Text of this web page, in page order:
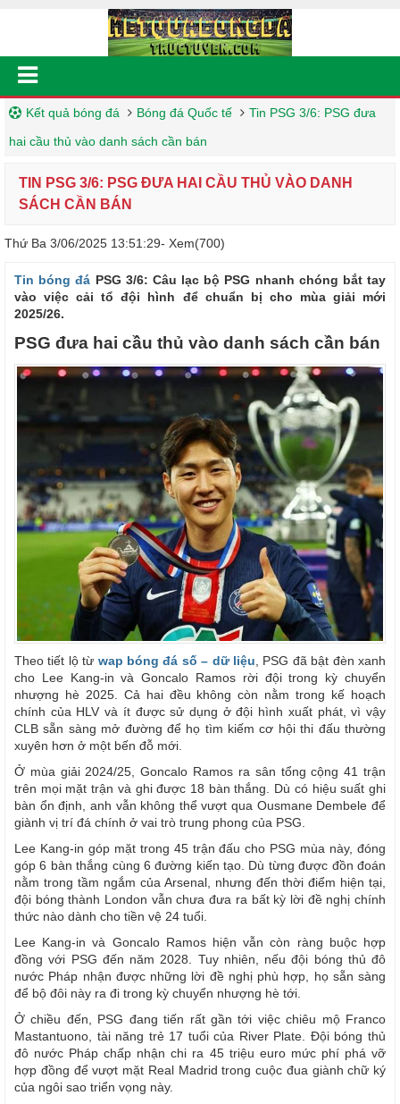
Kết quả bóng đá Bóng đá Quốc tế
Tin PSG 3/6: PSG đưa
hai cầu thủ vào danh sách cần bán
TIN PSG 3/6: PSG ĐƯA HAI CẦU THỦ VÀO DANH
SÁCH CẦN BÁN
Thứ Ba 3/06/2025 13:51:29- Xem(700)
Tin bóng đá PSG 3/6: Câu lạc bộ PSG nhanh chóng bắt tay
vào việc cải tổ đội hình để chuẩn bị cho mùa giải mới
2025/26.
PSG đưa hai cầu thủ vào danh sách cần bán
Theo tiết lộ từ wap bóng đá số – dữ liệu, PSG đã bật đèn xanh
cho Lee Kang-in và Goncalo Ramos rời đội trong kỳ chuyển
nhượng hè 2025. Cả hai đều không còn nằm trong kế hoạch
chính của HLV và ít được sử dụng ở đội hình xuất phát, vì vậy
CLB sẵn sàng mở đường để họ tìm kiếm cơ hội thi đấu thường
xuyên hơn ở một bến đỗ mới.
Ở mùa giải 2024/25, Goncalo Ramos ra sân tổng cộng 41 trận
trên mọi mặt trận và ghi được 18 bàn thắng. Dù có hiệu suất ghi
bàn ổn định, anh vẫn không thể vượt qua Ousmane Dembele để
giành vị trí đá chính ở vai trò trung phong của PSG.
Lee Kang-in góp mặt trong 45 trận đấu cho PSG mùa này, đóng
góp 6 bàn thắng cùng 6 đường kiến tạo. Dù từng được đồn đoán
nằm trong tầm ngắm của Arsenal, nhưng đến thời điểm hiện tại,
đội bóng thành London vẫn chưa đưa ra bất kỳ lời đề nghị chính
thức nào dành cho tiền vệ 24 tuổi.
Lee Kang-in và Goncalo Ramos hiện vẫn còn ràng buộc hợp
đồng với PSG đến năm 2028. Tuy nhiên, nếu đội bóng thủ đô
nước Pháp nhận được những lời đề nghị phù hợp, họ sẵn sàng
để bộ đôi này ra đi trong kỳ chuyển nhượng hè tới.
Ở chiều đến, PSG đang tiến rất gần tới việc chiêu mộ Franco
Mastantuono, tài năng trẻ 17 tuổi của River Plate. Đội bóng thủ
đô nước Pháp chấp nhận chi ra 45 triệu euro mức phí phá vỡ
hợp đồng để vượt mặt Real Madrid trong cuộc đua giành chữ ký
của ngôi sao triển vọng này.